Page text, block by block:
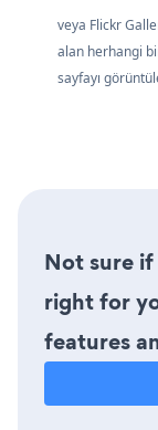
veya Flickr
alan herhangi
sayfayı
Not sure
right for
features